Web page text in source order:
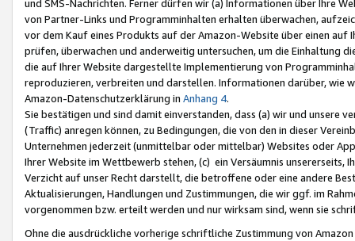
und SMS-Nachrichten. Ferner dürfen wir (a) Informationen über Ihre
von Partner-Links und Programminhalten erhalten überwachen,
vor dem Kauf eines Produkts auf der Amazon-Website über einen
prüfen, überwachen und anderweitig untersuchen, um die Einhaltung
die auf Ihrer Website dargestellte Implementierung von
reproduzieren, verbreiten und darstellen. Informationen darüber, wie
Amazon-Datenschutzerklärung in Anhang 4.
Sie bestätigen und sind damit einverstanden, dass (a) wir und
(Traffic) anregen können, zu Bedingungen, die von den in dieser
Unternehmen jederzeit (unmittelbar oder mittelbar) Websites oder
Ihrer Website im Wettbewerb stehen, (c) ein Versäumnis unsererseits,
Verzicht auf unser Recht darstellt, die betroffene oder eine andere
Aktualisierungen, Handlungen und Zustimmungen, die wir ggf. im
vorgenommen bzw. erteilt werden und nur wirksam sind, wenn sie
Ohne die ausdrückliche vorherige schriftliche Zustimmung von